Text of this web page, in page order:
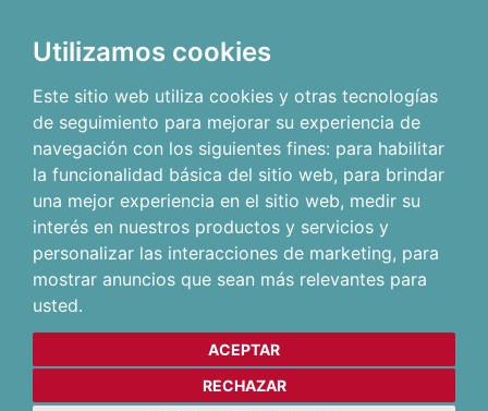
Utilizamos cookies
Este sitio web utiliza cookies y otras tecnologías
de seguimiento para mejorar su experiencia de
navegación con los siguientes fines: para habilitar
la funcionalidad básica del sitio web, para brindar
una mejor experiencia en el sitio web, medir su
interés en nuestros productos y servicios y
personalizar las interacciones de marketing, para
mostrar anuncios que sean más relevantes para
usted.
ACEPTAR
RECHAZAR